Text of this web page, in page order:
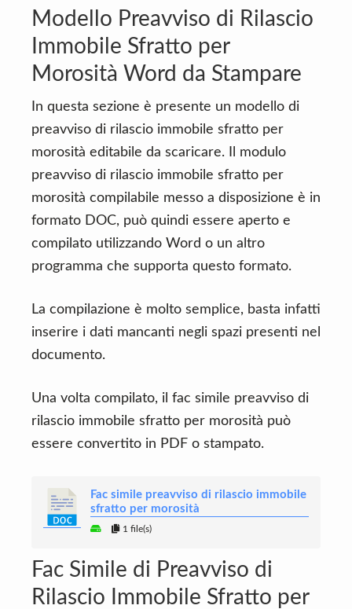
Modello Preavviso di Rilascio
Immobile Sfratto per
Morosità Word da Stampare
In questa sezione è presente un modello di
preavviso di rilascio immobile sfratto per
morosità editabile da scaricare. Il modulo
preavviso di rilascio immobile sfratto per
morosità compilabile messo a disposizione è in
formato DOC, può quindi essere aperto e
compilato utilizzando Word o un altro
programma che supporta questo formato.
La compilazione è molto semplice, basta infatti
inserire i dati mancanti negli spazi presenti nel
documento.
Una volta compilato, il fac simile preavviso di
rilascio immobile sfratto per morosità può
essere convertito in PDF o stampato.
Fac simile preavviso di rilascio immobile
sfratto per morosità
1 file(s)
Fac Simile di Preavviso di
Rilascio Immobile Sfratto per